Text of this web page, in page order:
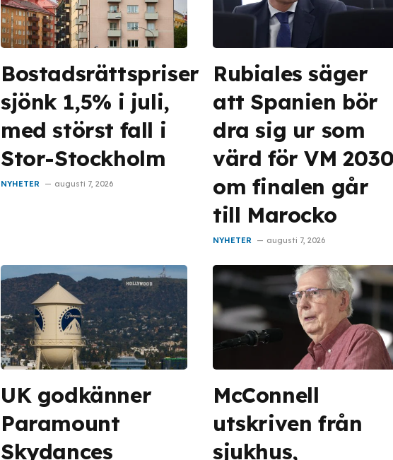
Bostadsrättspriser
sjönk 1,5% i juli,
med störst fall i
Stor-Stockholm
NYHETER augusti 7, 2026
Rubiales säger
att Spanien bör
dra sig ur som
värd för VM 2030
om finalen går
till Marocko
NYHETER augusti 7, 2026
UK godkänner
Paramount
Skydances
McConnell
utskriven från
sjukhus,